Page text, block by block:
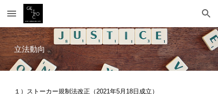
Skip to main content Skip to navigation
立法動向
１）ストーカー規制法改正（2021年5月18日成立）